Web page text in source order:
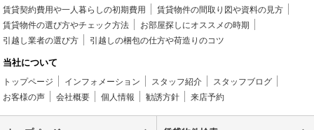
賃貸契約費用や一人暮らしの初期費用
賃貸物件の間取り図や資料の見方
賃貸物件の選び方やチェック方法
お部屋探しにオススメの時期
引越し業者の選び方
引越しの梱包の仕方や荷造りのコツ
当社について
トップページ インフォメーション スタッフ紹介
スタッフブログ
お客様の声
会社概要 個人情報 勧誘方針 来店予約